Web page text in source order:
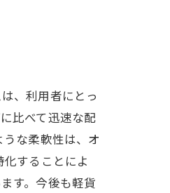
、利用者にとっ
比べて迅速な配
な柔軟性は、オ
することによ
す。今後も軽貨